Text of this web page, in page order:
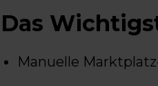
Das
Manuelle